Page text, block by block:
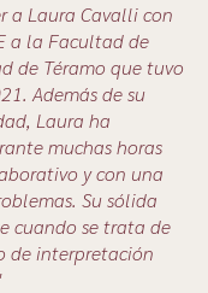
a Laura Cavalli con
a la Facultad de
de Téramo que tuvo
Además de su
Laura ha
muchas horas
y con una
Su sólida
cuando se trata de
de interpretación